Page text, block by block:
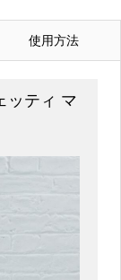
使用方法
ッティ マ